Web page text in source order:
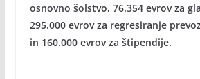
osnovno šolstvo, 76.354 evrov za
295.000 evrov za regresiranje
in 160.000 evrov za štipendije.